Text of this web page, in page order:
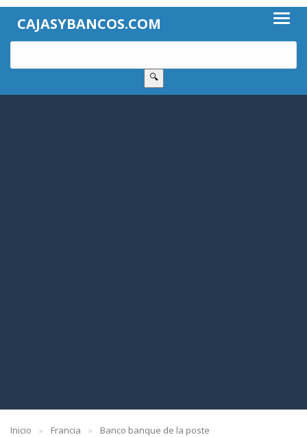
CAJASYBANCOS.COM
🔍
Inicio Francia Banco banque de la poste